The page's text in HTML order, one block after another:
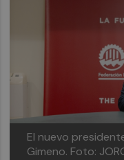
El nuevo
Gimeno. Foto: